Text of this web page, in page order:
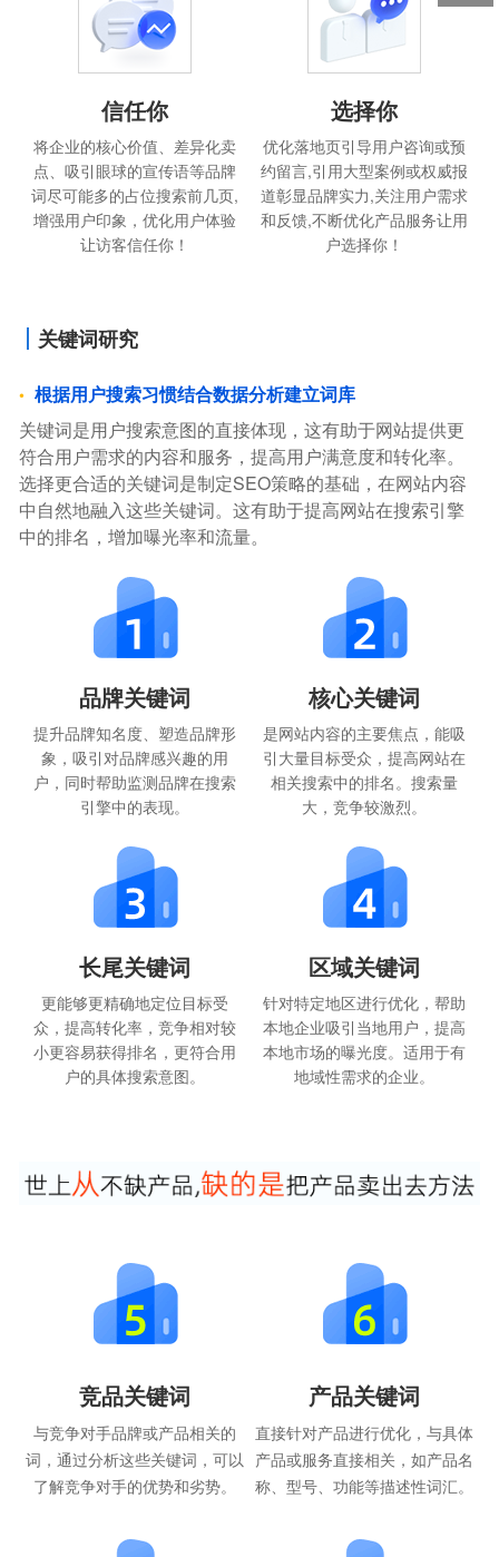
信任你
将企业的核心价值、差异化卖
点、吸引眼球的宣传语等品牌
词尽可能多的占位搜索前几页,
增强用户印象，优化用户体验
让访客信任你！
选择你
优化落地页引导用户咨询或预
约留言,引用大型案例或权威报
道彰显品牌实力,关注用户需求
和反馈,不断优化产品服务让用
户选择你！
关键词研究
根据用户搜索习惯结合数据分析建立词库
关键词是用户搜索意图的直接体现，这有助于网站提供更
符合用户需求的内容和服务，提高用户满意度和转化率。
选择更合适的关键词是制定SEO策略的基础，在网站内容
中自然地融入这些关键词。这有助于提高网站在搜索引擎
中的排名，增加曝光率和流量。
品牌关键词
提升品牌知名度、塑造品牌形
象，吸引对品牌感兴趣的用
户，同时帮助监测品牌在搜索
引擎中的表现。
核心关键词
是网站内容的主要焦点，能吸
引大量目标受众，提高网站在
相关搜索中的排名。搜索量
大，竞争较激烈。
长尾关键词
更能够更精确地定位目标受
众，提高转化率，竞争相对较
小更容易获得排名，更符合用
户的具体搜索意图。
区域关键词
针对特定地区进行优化，帮助
本地企业吸引当地用户，提高
本地市场的曝光度。适用于有
地域性需求的企业。
竞品关键词
与竞争对手品牌或产品相关的
词，通过分析这些关键词，可以
了解竞争对手的优势和劣势。
产品关键词
直接针对产品进行优化，与具体
产品或服务直接相关，如产品名
称、型号、功能等描述性词汇。